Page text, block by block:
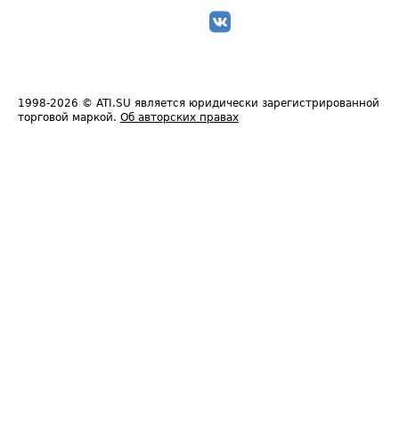
1998-2026 © ATI.SU является юридически зарегистрированной
торговой маркой. Об авторских правах